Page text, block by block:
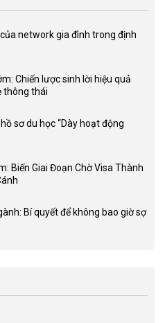
network gia đình trong định
Chiến lược sinh lời hiệu quả
thông thái
sơ du học “Dày hoạt động
Biến Giai Đoạn Chờ Visa Thành
Bí quyết để không bao giờ sợ